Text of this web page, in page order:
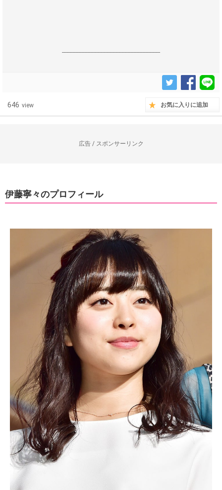
------------------------------------------------------------------
646 view お気に入りに追加
広告 / スポンサーリンク
伊藤寧々のプロフィール